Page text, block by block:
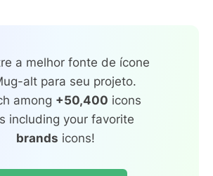
a melhor fonte de ícone
alt para seu projeto.
among +50,400 icons
including your favorite
brands icons!